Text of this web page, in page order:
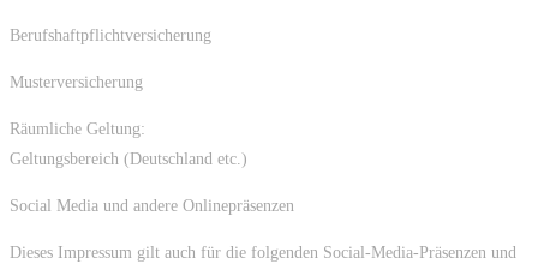
Berufshaftpflichtversicherung
Musterversicherung
Räumliche Geltung:
Geltungsbereich (Deutschland etc.)
Social Media und andere Onlinepräsenzen
Dieses Impressum gilt auch für die folgenden Social-Media-Präsenzen und